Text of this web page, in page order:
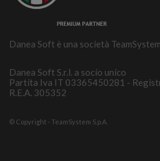
Danea Soft è una società TeamSystem
Danea Soft S.r.l. a socio unico
Partita Iva IT 03365450281 -
R.E.A. 305352
© Copyright - TeamSystem S.p.A.